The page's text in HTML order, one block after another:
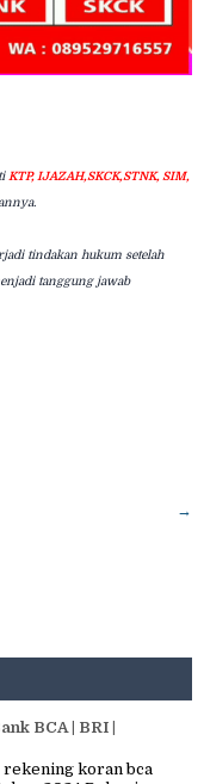
KTP, IJAZAH,SKCK,STNK, SIM,
tindakan hukum setelah
tanggung jawab
→
BCA | BRI |
rekening koran bca